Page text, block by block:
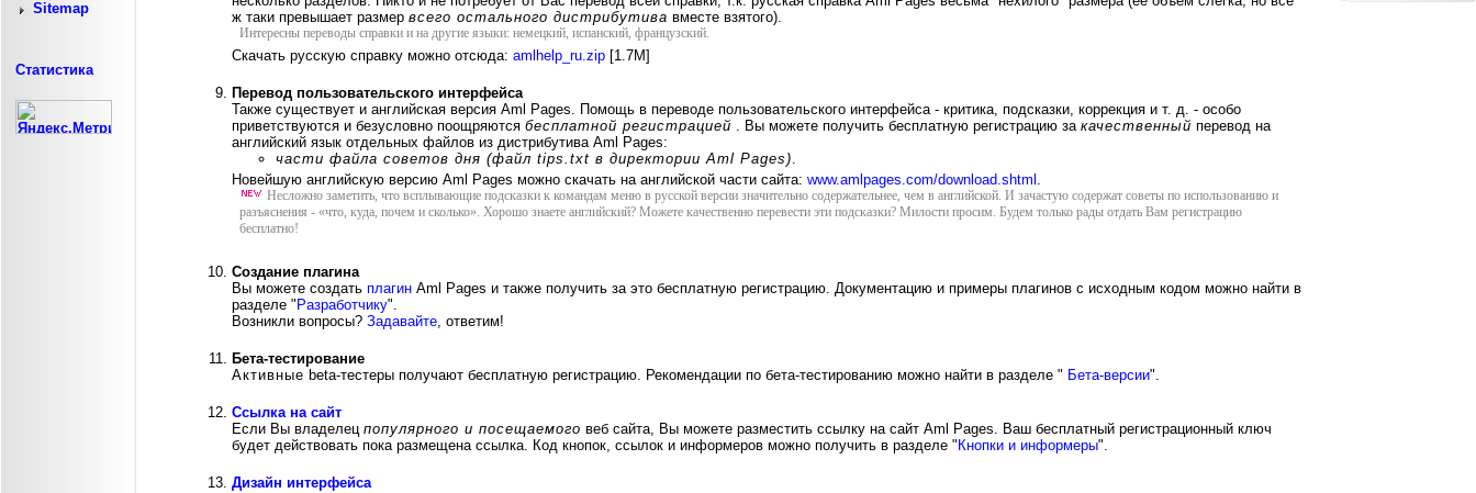
Sitemap
Статистика
ж таки превышает размер всего остального дистрибутива вместе взятого).
Интересны переводы справки и на другие языки: немецкий, испанский, французский.
Скачать русскую справку можно отсюда: amlhelp_ru.zip [1.7M]
Перевод пользовательского интерфейса
Также существует и английская версия Aml Pages. Помощь в переводе пользовательского интерфейса - критика, подсказки, коррекция и т. д. - особо
приветствуются и безусловно поощряются бесплатной регистрацией . Вы можете получить бесплатную регистрацию за качественный перевод на
английский язык отдельных файлов из дистрибутива Aml Pages:
части файла советов дня (файл tips.txt в директории Aml Pages).
Новейшую английскую версию Aml Pages можно скачать на английской части сайта: www.amlpages.com/download.shtml .
Несложно заметить, что всплывающие подсказки к командам меню в русской версии значительно содержательнее, чем в английской. И зачастую содержат советы по использованию и
разъяснения - «что, куда, почем и сколько». Хорошо знаете английский? Можете качественно перевести эти подсказки? Милости просим. Будем только рады отдать Вам регистрацию
бесплатно!
Создание плагина
Вы можете создать плагин Aml Pages и также получить за это бесплатную регистрацию. Документацию и примеры плагинов с исходным кодом можно найти в
разделе " Разработчику".
Возникли вопросы? Задавайте, ответим!
Бета-тестирование
Активные beta-тестеры получают бесплатную регистрацию. Рекомендации по бета-тестированию можно найти в разделе " Бета-версии".
Ссылка на сайт
Если Вы владелец популярного и посещаемого веб сайта, Вы можете разместить ссылку на сайт Aml Pages. Ваш бесплатный регистрационный ключ
будет действовать пока размещена ссылка. Код кнопок, ссылок и информеров можно получить в разделе " Кнопки и информеры".
Дизайн интерфейса